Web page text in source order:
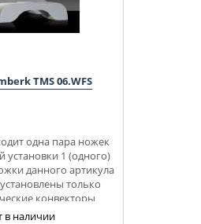
TMS 06.WFS
одна пара ножек
установки 1 (одного)
данного артикула
только
конвекторы
PF1, PF2, PS1
в наличии